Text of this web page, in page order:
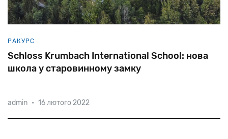
РАКУРС
Schloss Krumbach International School: нова
школа у старовинному замку
У світі зростає затребуваність міжнародної освіти.
Наявність престижного атестату та вільне володіння
admin • 16 лютого 2022